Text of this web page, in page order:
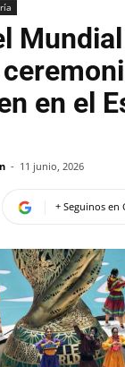
en el
- 11 junio, 2026
+ Seguinos en